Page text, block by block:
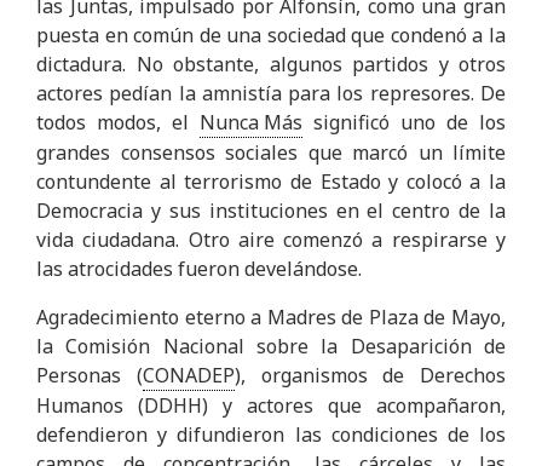
las Juntas, impulsado por Alfonsín, como una gran
puesta en común de una sociedad que condenó a la
dictadura. No obstante, algunos partidos y otros
actores pedían la amnistía para los represores. De
todos modos, el Nunca Más significó uno de los
grandes consensos sociales que marcó un límite
contundente al terrorismo de Estado y colocó a la
Democracia y sus instituciones en el centro de la
vida ciudadana. Otro aire comenzó a respirarse y
las atrocidades fueron develándose.
Agradecimiento eterno a Madres de Plaza de Mayo,
la Comisión Nacional sobre la Desaparición de
Personas (CONADEP), organismos de Derechos
Humanos (DDHH) y actores que acompañaron,
defendieron y difundieron las condiciones de los